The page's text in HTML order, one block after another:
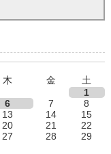
木 金
土
1
6 7
8
13 14
15
20 21
22
27 28
29